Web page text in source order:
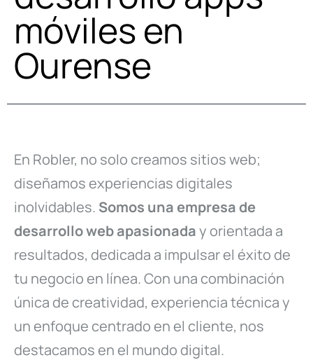
móviles en
Ourense
En Robler, no solo creamos sitios web;
diseñamos experiencias digitales
inolvidables. Somos una empresa de
desarrollo web apasionaday orientada a
resultados, dedicada a impulsar el éxito de
tu negocio en línea. Con una combinación
única de creatividad, experiencia técnica y
un enfoque centrado en el cliente, nos
destacamos en el mundo digital.